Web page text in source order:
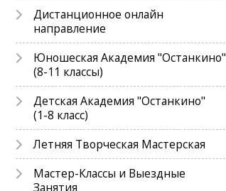
Дистанционное онлайн
направление
Юношеская Академия "Останкино"
(8-11 классы)
Детская Академия "Останкино"
(1-8 класс)
Летняя Творческая Мастерская
Мастер-Классы и Выездные
Занятия